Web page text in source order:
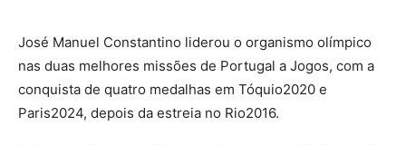
José Manuel Constantino liderou o organismo olímpico
nas duas melhores missões de Portugal a Jogos, com a
conquista de quatro medalhas em Tóquio2020 e
Paris2024, depois da estreia no Rio2016.